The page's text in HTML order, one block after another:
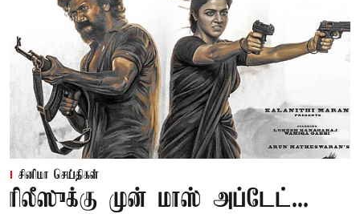
சினிமா செய்திகள்
ரிலீஸுக்கு முன் மாஸ் அப்டேட்...